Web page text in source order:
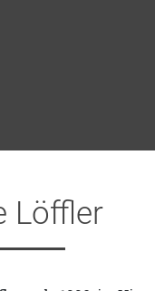
Löffler